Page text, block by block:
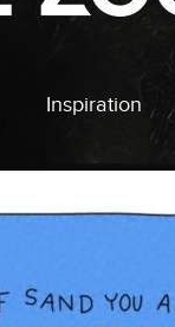
Inspiration